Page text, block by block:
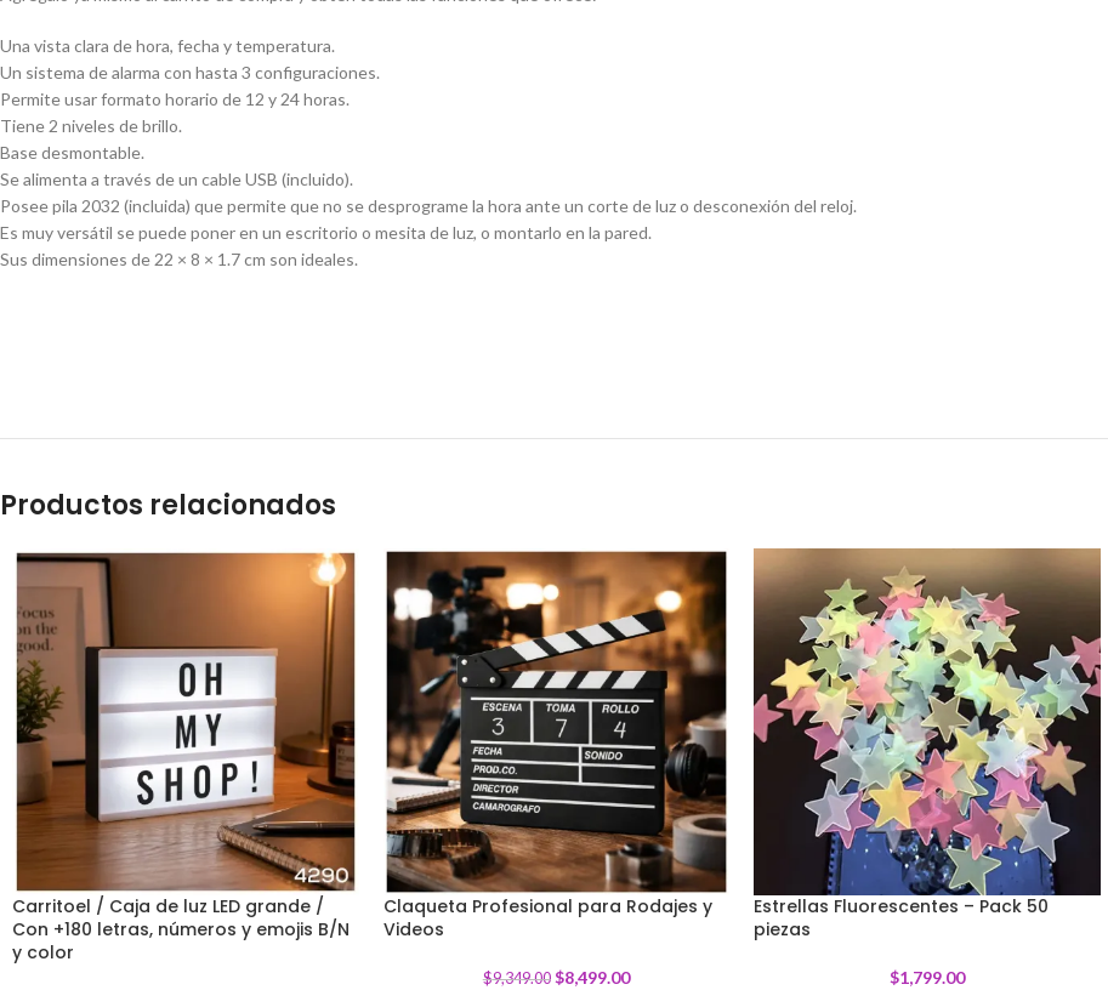
Una vista clara de hora, fecha y temperatura.
Un sistema de alarma con hasta 3 configuraciones.
Permite usar formato horario de 12 y 24 horas.
Tiene 2 niveles de brillo.
Base desmontable.
Se alimenta a través de un cable USB (incluido).
Posee pila 2032 (incluida) que permite que no se desprograme la hora ante un corte de luz o desconexión del reloj.
Es muy versátil se puede poner en un escritorio o mesita de luz, o montarlo en la pared.
Sus dimensiones de 22 × 8 × 1.7 cm son ideales.
Productos relacionados
-15%
Carritoel / Caja de luz LED grande /
Con +180 letras, números y emojis B/N
y color
-9%
Claqueta Profesional para Rodajes y
Videos
$9,349.00 $8,499.00
Estrellas Fluorescentes – Pack 50
piezas
$1,799.00